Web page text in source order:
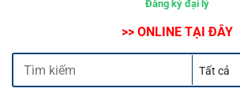
Đăng ký đại lý
>> ONLINE TẠI ĐÂY